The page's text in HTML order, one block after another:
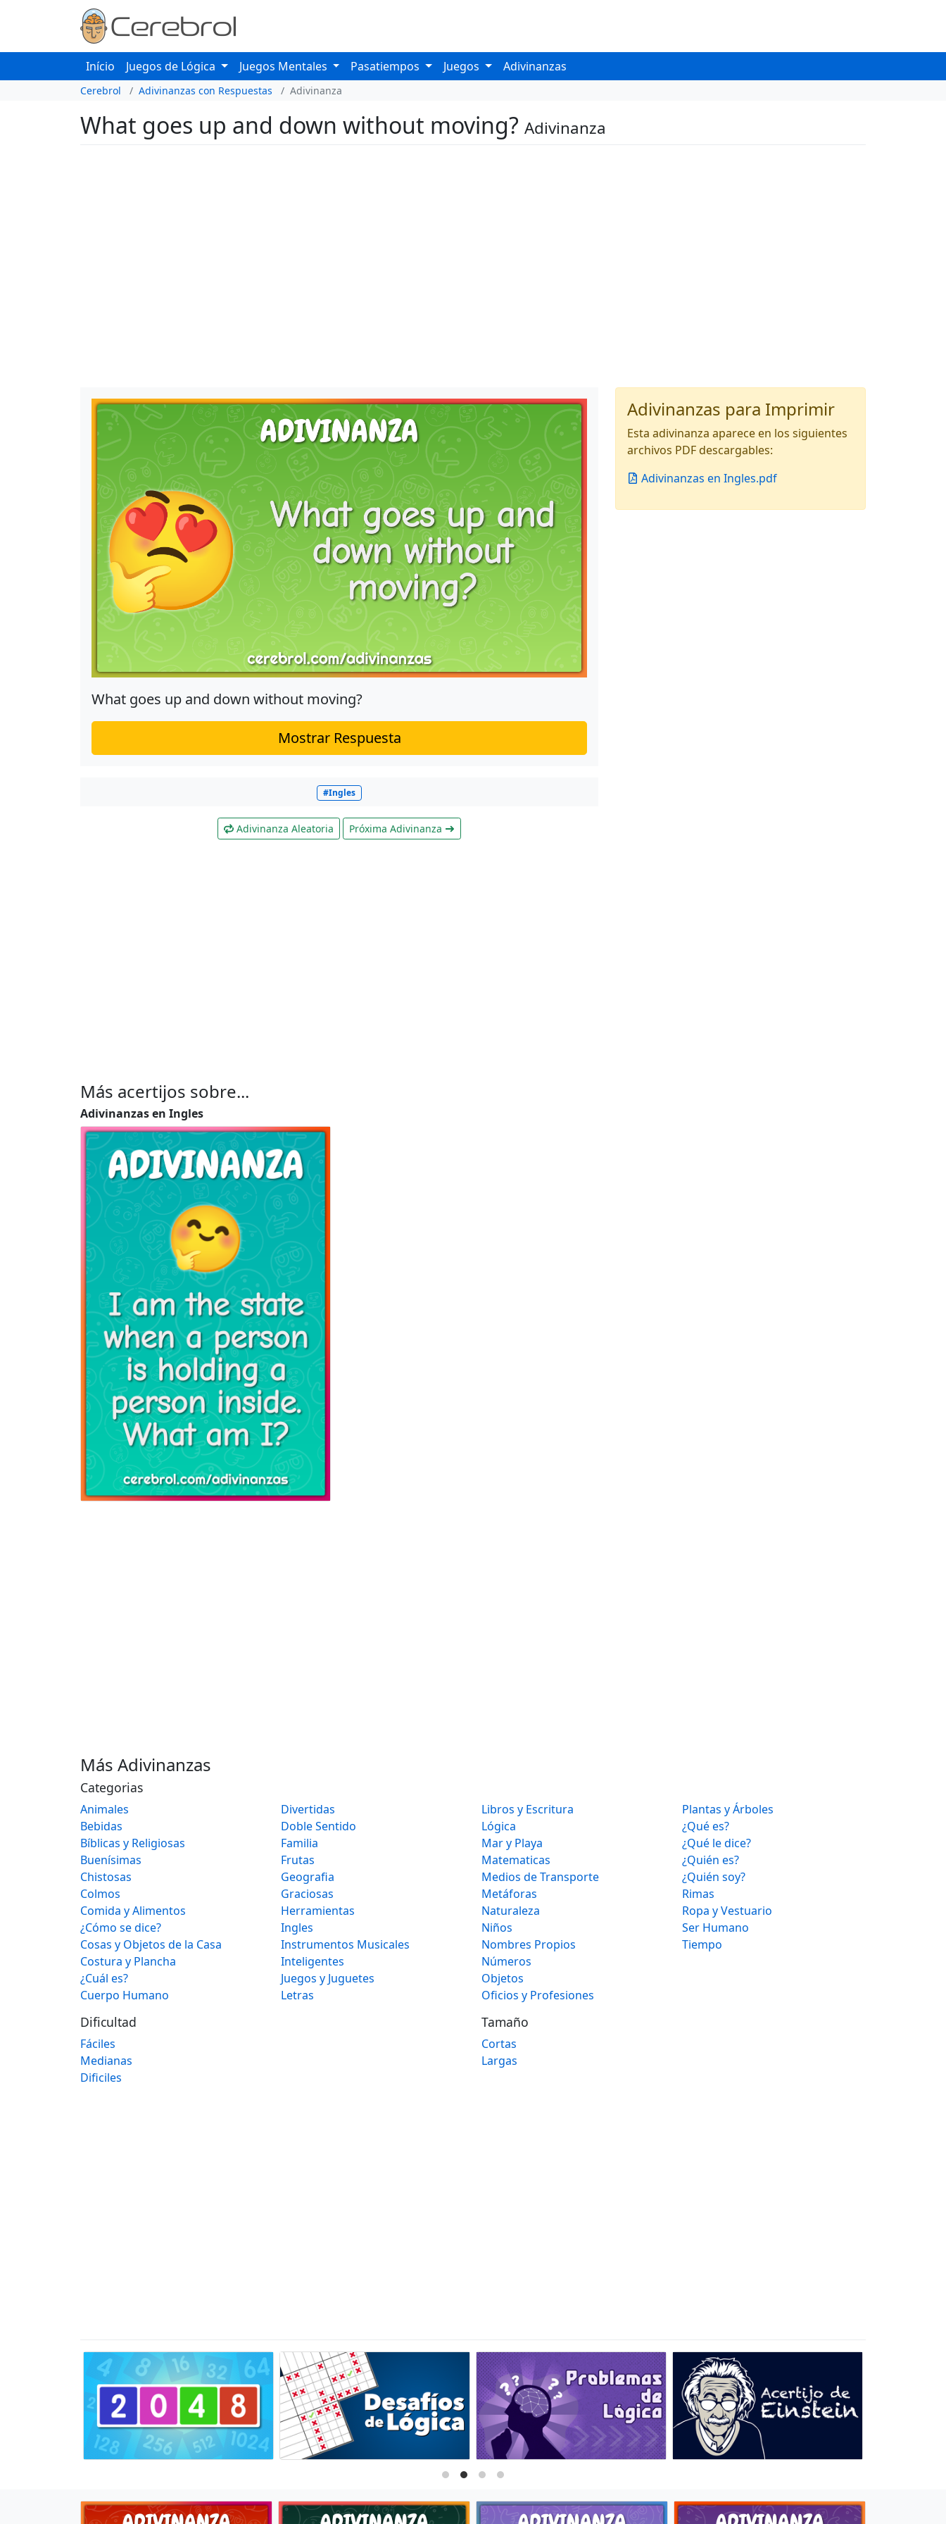
Início Juegos de Lógica Juegos Mentales Pasatiempos Juegos Adivinanzas
Cerebrol Adivinanzas con Respuestas Adivinanza
What goes up and down without moving? Adivinanza
What goes up and down without moving?
Mostrar Respuesta
#Ingles
Adivinanza Aleatoria Próxima Adivinanza
Adivinanzas para Imprimir
Esta adivinanza aparece en los siguientes
archivos PDF descargables:
Adivinanzas en Ingles.pdf
Más acertijos sobre...
Adivinanzas en Ingles
Más Adivinanzas
Categorias
Animales
Bebidas
Bíblicas y Religiosas
Buenísimas
Chistosas
Colmos
Comida y Alimentos
¿Cómo se dice?
Cosas y Objetos de la Casa
Costura y Plancha
¿Cuál es?
Cuerpo Humano
Divertidas
Doble Sentido
Familia
Frutas
Geografia
Graciosas
Herramientas
Ingles
Instrumentos Musicales
Inteligentes
Juegos y Juguetes
Letras
Libros y Escritura
Lógica
Mar y Playa
Matematicas
Medios de Transporte
Metáforas
Naturaleza
Niños
Nombres Propios
Números
Objetos
Oficios y Profesiones
Plantas y Árboles
¿Qué es?
¿Qué le dice?
¿Quién es?
¿Quién soy?
Rimas
Ropa y Vestuario
Ser Humano
Tiempo
Dificultad
Fáciles
Medianas
Dificiles
Tamaño
Cortas
Largas